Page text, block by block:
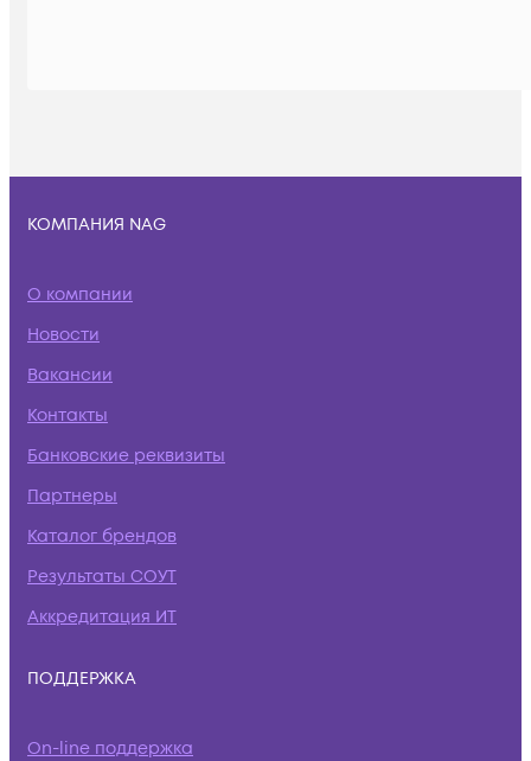
КОМПАНИЯ NAG
О компании
Новости
Вакансии
Контакты
Банковские реквизиты
Партнеры
Каталог брендов
Результаты СОУТ
Аккредитация ИТ
ПОДДЕРЖКА
On-line поддержка